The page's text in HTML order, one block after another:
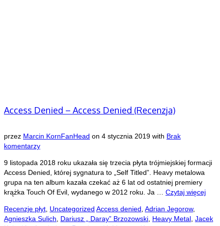
Access Denied – Access Denied (Recenzja)
przez Marcin KornFanHead on 4 stycznia 2019 with Brak
komentarzy
9 listopada 2018 roku ukazała się trzecia płyta trójmiejskiej formacji
Access Denied, której sygnatura to „Self Titled”. Heavy metalowa
grupa na ten album kazała czekać aż 6 lat od ostatniej premiery
krążka Touch Of Evil, wydanego w 2012 roku. Ja … Czytaj więcej
Recenzje płyt Uncategorized Access denied Adrian Jegorow,
Agnieszka Sulich
Dariusz „ Daray” Brzozowski Heavy Metal Jacek